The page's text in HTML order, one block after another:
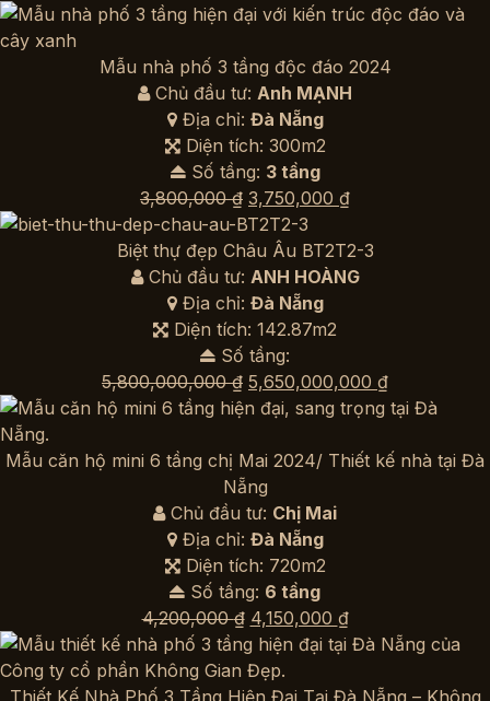
gốc
3,800,000 ₫.
hiện
là:
3,750,000 ₫.
Mẫu nhà phố 3 tầng độc đáo 2024
Chủ đầu tư: Anh MẠNH
Địa chỉ: Đà Nẵng
Diện tích: 300m2
Số tầng: 3 tầng
3,800,000₫ Giá
gốc
là:
3,800,000 ₫.
3,750,000 ₫Giá
tại
là:
Biệt thự đẹp Châu Âu BT2T2-3
Chủ đầu tư: ANH HOÀNG
Địa chỉ: Đà Nẵng
Diện tích: 142.87m2
Số tầng:
5,800,000,000₫ Giá
gốc
5,800,000,000 ₫.
5,650,000,000 ₫Giá
hiện
là:
Mẫu căn hộ mini 6 tầng chị Mai 2024/ Thiết kế nhà tại Đà
Nẵng
Chủ đầu tư: Chị Mai
Địa chỉ: Đà Nẵng
Diện tích: 720m2
Số tầng: 6 tầng
4,200,000₫ Giá
gốc
là:
4,200,000 ₫.
4,150,000 ₫Giá
hiện
là:
Thiết Kế Nhà Phố 3 Tầng Hiện Đại Tại Đà Nẵng – Không